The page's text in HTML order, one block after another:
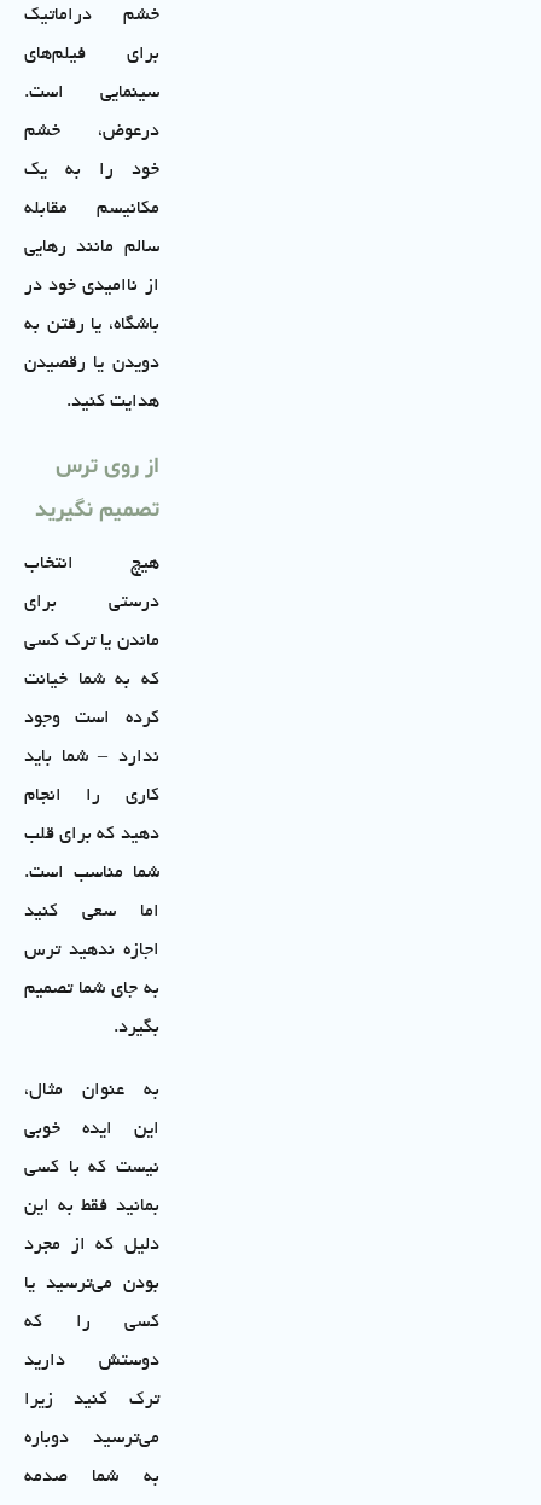
خشم دراماتیک
برای فیلم‌های
سینمایی است.
درعوض، خشم
خود را به یک
مکانیسم مقابله
سالم مانند رهایی
از ناامیدی خود در
باشگاه، یا رفتن به
دویدن یا رقصیدن
هدایت کنید.
از روی ترس
تصمیم نگیرید
هیچ انتخاب
درستی برای
ماندن یا ترک کسی
که به شما خیانت
کرده است وجود
ندارد – شما باید
کاری را انجام
دهید که برای قلب
شما مناسب است.
اما سعی کنید
اجازه ندهید ترس
به جای شما تصمیم
بگیرد.
به عنوان مثال،
این ایده خوبی
نیست که با کسی
بمانید فقط به این
دلیل که از مجرد
بودن می‌ترسید یا
کسی را که
دوستش دارید
ترک کنید زیرا
می‌ترسید دوباره
به شما صدمه